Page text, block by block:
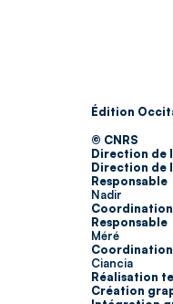
Édition
© CNRS
Direction de
Direction de
Nadir
Méré
Ciancia
Réalisation
Création